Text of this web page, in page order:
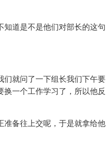
知道是不是他们对部长的这句
们就问了一下组长我们下午要
一个工作学习了，所以他反
准备往上交呢，于是就拿给他